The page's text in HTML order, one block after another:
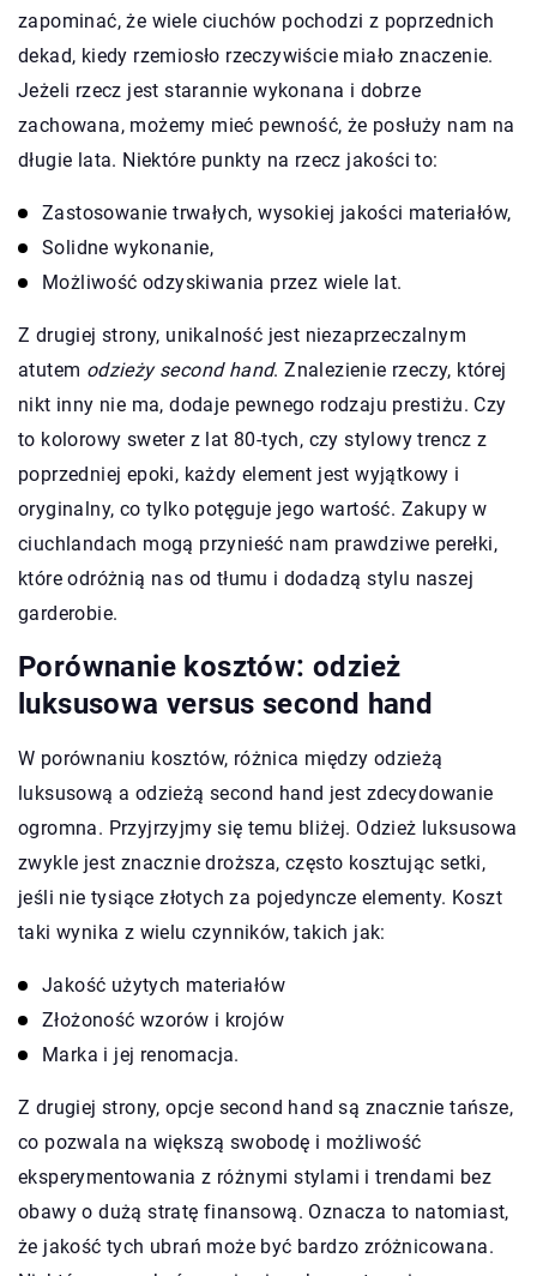
zapominać, że wiele ciuchów pochodzi z poprzednich
dekad, kiedy rzemiosło rzeczywiście miało znaczenie.
Jeżeli rzecz jest starannie wykonana i dobrze
zachowana, możemy mieć pewność, że posłuży nam na
długie lata. Niektóre punkty na rzecz jakości to:
Zastosowanie trwałych, wysokiej jakości materiałów,
Solidne wykonanie,
Możliwość odzyskiwania przez wiele lat.
Z drugiej strony, unikalność jest niezaprzeczalnym
atutem odzieży second hand. Znalezienie rzeczy, której
nikt inny nie ma, dodaje pewnego rodzaju prestiżu. Czy
to kolorowy sweter z lat 80-tych, czy stylowy trencz z
poprzedniej epoki, każdy element jest wyjątkowy i
oryginalny, co tylko potęguje jego wartość. Zakupy w
ciuchlandach mogą przynieść nam prawdziwe perełki,
które odróżnią nas od tłumu i dodadzą stylu naszej
garderobie.
Porównanie kosztów: odzież
luksusowa versus second hand
W porównaniu kosztów, różnica między odzieżą
luksusową a odzieżą second hand jest zdecydowanie
ogromna. Przyjrzyjmy się temu bliżej. Odzież luksusowa
zwykle jest znacznie droższa, często kosztując setki,
jeśli nie tysiące złotych za pojedyncze elementy. Koszt
taki wynika z wielu czynników, takich jak:
Jakość użytych materiałów
Złożoność wzorów i krojów
Marka i jej renomacja.
Z drugiej strony, opcje second hand są znacznie tańsze,
co pozwala na większą swobodę i możliwość
eksperymentowania z różnymi stylami i trendami bez
obawy o dużą stratę finansową. Oznacza to natomiast,
że jakość tych ubrań może być bardzo zróżnicowana.